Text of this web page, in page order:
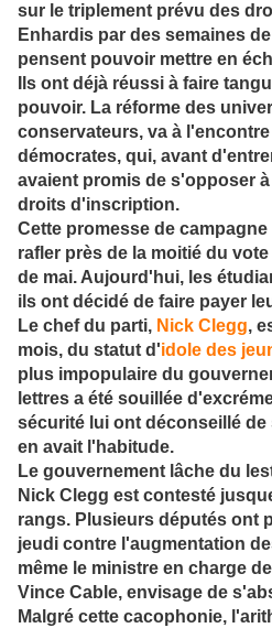
sur le triplement prévu des
Enhardis par des semaines
pensent pouvoir mettre en
Ils ont déjà réussi à faire
pouvoir. La réforme des
conservateurs, va à
démocrates, qui, avant
avaient promis de s'opposer
droits d'inscription.
Cette promesse de
rafler près de la moitié du
de mai. Aujourd'hui, les
ils ont décidé de faire payer
Le chef du parti, Nick Clegg,
mois, du statut d'idole des
plus impopulaire du
lettres a été souillée
sécurité lui ont déconseillé de
en avait l'habitude.
Le gouvernement lâche du
Nick Clegg est contesté
rangs. Plusieurs députés ont
jeudi contre l'augmentation
même le ministre en charge
Vince Cable, envisage de
Malgré cette cacophonie,